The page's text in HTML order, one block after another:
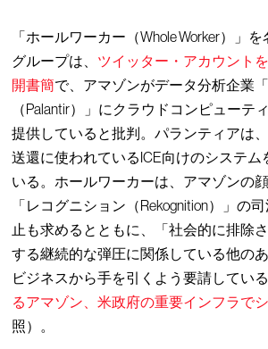
「ホールワーカー（Whole Worker）」
グループは、 ツイッター・アカウント
開書簡で、アマゾンがデータ分析企業
（Palantir）」にクラウドコンピューテ
提供していると批判。パランティアは
送還に使われているICE向けのシステム
いる。ホールワーカーは、アマゾンの
「レコグニション（Rekognition）」の
止も求めるとともに、「社会的に排除
する継続的な弾圧に関係している他の
ビジネスから手を引くよう要請してい
るアマゾン、米政府の重要インフラで
照）。